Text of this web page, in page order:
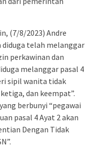
(7/8/2023) Andre
diduga telah melanggar
perkawinan dan
melanggar pasal 4
sipil wanita tidak
dan keempat”.
berbunyi “pegawai
pasal 4 Ayat 2 akan
Dengan Tidak